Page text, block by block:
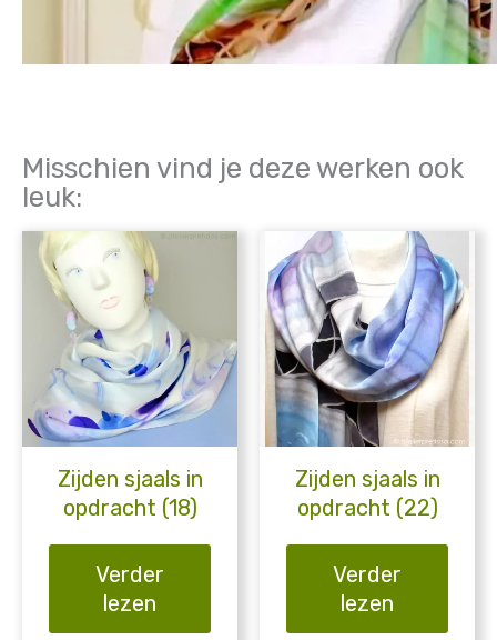
Misschien vind je deze werken ook
leuk:
Zijden sjaals in
opdracht (18)
Verder
lezen
Zijden sjaals in
opdracht (22)
Verder
lezen